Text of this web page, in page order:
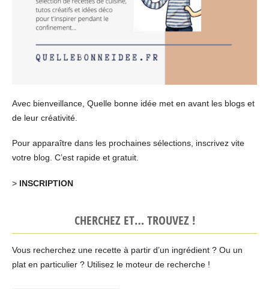
Avec bienveillance, Quelle bonne idée met en avant les blogs et
de leur créativité.
Pour apparaître dans les prochaines sélections, inscrivez vite
votre blog. C’est rapide et gratuit.
> INSCRIPTION
CHERCHEZ ET… TROUVEZ !
Vous recherchez une recette à partir d’un ingrédient ? Ou un
plat en particulier ? Utilisez le moteur de recherche !